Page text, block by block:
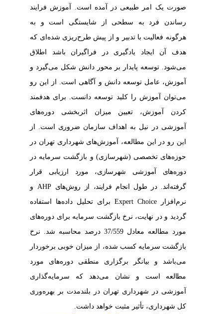
صورت یک امر طبیعی در آمده است. آموزش فرایند
رساندن فرد به سطحی از شایستگی است و به
هرگونه فعالیت با تدبیر و از پیش طرح‌ریزی شده‌ای که
هدف آن ایجاد یادگیری در فراگیران باشد اطلاق
می‌شود. توسعه پایدار بر محور دا نش شکل می‌گیرد و
آموزش، عامل توسعه دانش و آگاهی است. از این رو
می‌توان آموزش را کلید توسعه دانست. برای هدفمند
کردن آموزش، تعیین میزان اثربخشی دوره‌های
آموزشی در نیل به اهداف سازمانضروری است.از
این رو در این مطالعه، آموزش‌های شهرداری تهران در
حوزه‌های تخصصی (شهرسازی) و بازگشت سرمایهدر
دوره‌های آموزشی شهرسازی، مورد ارزیابی قرار
گرفته‌اند. در طول انجام فرایند، از روش‌هایAHP و
نرم‌افزار Expert Choice برای تحلیل داده‌ها استفاده
گردید و در نهایت، نرخ بازگشت سرمایه برای دوره‌های
مورد مطالعه معادل 37/559 درصد محاسبه شد. نرخ
بازگشت سرمایه کسب شده، از میزان خوبی برخوردار
می‌باشد و بیانگر برگزاری منطقی دوره‌های مورد
مطالعه استو نشان می‌دهد که سرمایه‌گذاری
آموزشی در شهرداری تهران در بلندمدت بر بهره‌وری
کل شهرداری، تأثیر مثبتخواهد داشت.